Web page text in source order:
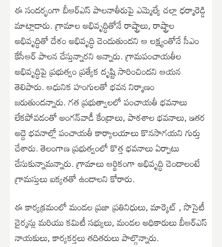
ఈ సందర్భంగా బీఆర్ఎస్ పాలనాతీరుపై ఎమ్మెల్యే చల్లా ధర్మారెడ్డి
మాట్లాడారు. గ్రామాల అభివృద్ధితోనే రాష్ట్రాలు, రాష్ట్రాల
అభివృద్ధితో దేశం అభివృద్ధి చెందుతుందని ఆ లక్ష్యంతోనే సీఎం
కేసీఆర్ పాలన చేస్తున్నారని అన్నారు. గ్రామపంచాయతీల
అభివృద్ధిపై ప్రభుత్వం ప్రత్యేక దృష్టి సారించిందని ఆయన
తెలిపారు. ఆధునిక హంగులతో భవన నిర్మాణం
జరుతుందన్నారు. గత ప్రభుత్వాలలో పంచాయతీ భవనాలు
లేకపోవడంతో అంగన్‌వాడీ కేంద్రాలు, పాఠశాల భవనాలు, ఇతర
అద్దె భవనాల్లో పంచాయతీ కార్యాలయాలు కొనసాగయని గుర్తు
చేశారు. తెలంగాణ ప్రభుత్వంలో కొత్త భవనాలు ఏర్పాటు
చేసుకున్నామన్నారు. గ్రామాలు ఆర్థికంగా అభివృద్ధి చెందాలంటే
గ్రామస్తులు ఐక్యతతో ఉండాలని కోరారు.
ఈ కార్యక్రమంలో మండల ప్రజా ప్రతినిధులు, మార్కెట్ , సొసైటీ
చైర్మన్లు మరియు కమిటీ సభ్యులు, మండల అధికారులు బీఆర్ఎస్
నాయకులు, కార్యకర్తలు తదితరులు పాల్గొన్నారు.